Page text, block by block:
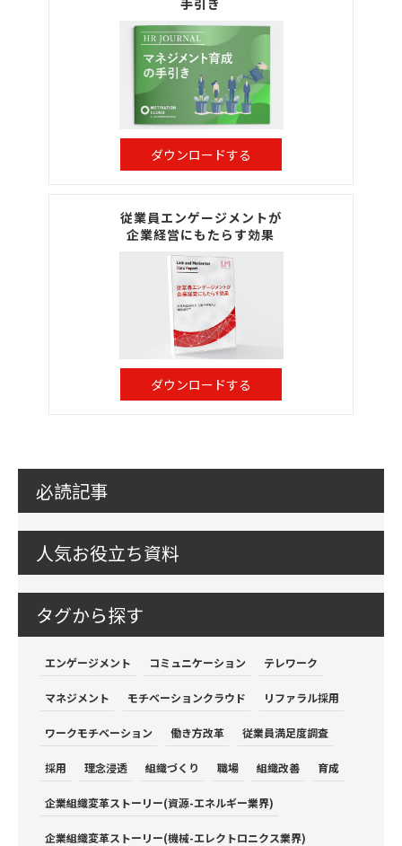
手引き
ダウンロードする
従業員エンゲージメントが
企業経営にもたらす効果
ダウンロードする
必読記事
人気お役立ち資料
タグから探す
エンゲージメント コミュニケーション テレワーク
マネジメント モチベーションクラウド リファラル採用
ワークモチベーション 働き方改革 従業員満足度調査
採用 理念浸透 組織づくり 職場 組織改善 育成
企業組織変革ストーリー(資源-エネルギー業界)
企業組織変革ストーリー(機械-エレクトロニクス業界)